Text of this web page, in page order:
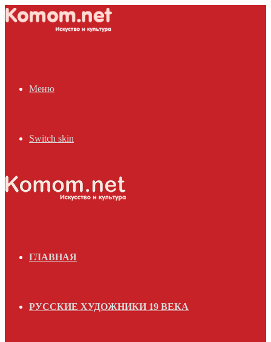
Меню
Switch skin
ГЛАВНАЯ
РУССКИЕ ХУДОЖНИКИ 19 ВЕКА